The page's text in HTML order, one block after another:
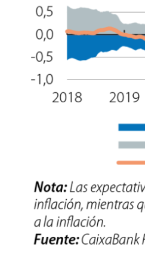
in a new window)
(opens in a new window)
new window)